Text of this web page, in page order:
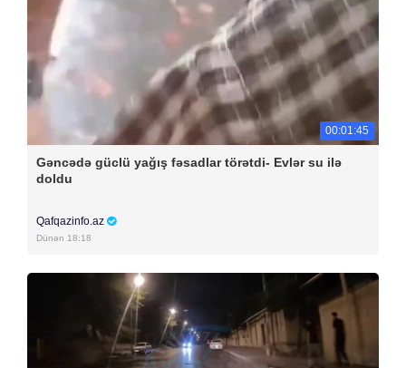
00:01:45
Gəncədə güclü yağış fəsadlar törətdi- Evlər su ilə
doldu
Qafqazinfo.az
Dünən 18:18